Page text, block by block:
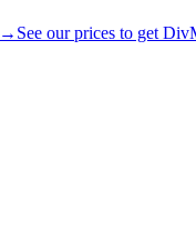
→ See our prices to get